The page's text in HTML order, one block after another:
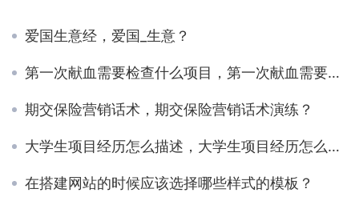
爱国生意经，爱国_生意？
第一次献血需要检查什么项目，第一次献血需要检查什么项目,免费的吗？
期交保险营销话术，期交保险营销话术演练？
大学生项目经历怎么描述，大学生项目经历怎么描述范文
在搭建网站的时候应该选择哪些样式的模板？